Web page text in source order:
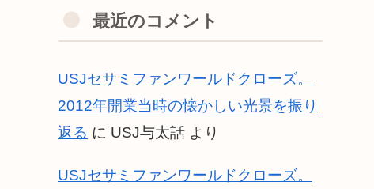
最近のコメント
USJセサミファンワールドクローズ。
2012年開業当時の懐かしい光景を振り
返る に USJ与太話 より
USJセサミファンワールドクローズ。